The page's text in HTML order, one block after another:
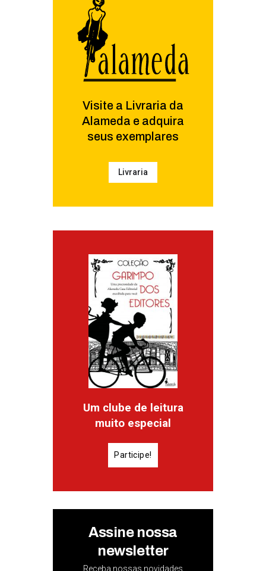
Visite a Livraria da
Alameda e adquira
seus exemplares
Livraria
Um clube de leitura
muito especial
Participe!
Assine nossa
newsletter
Receba nossas novidades